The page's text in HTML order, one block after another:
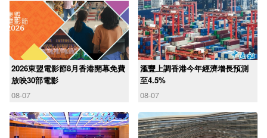
2026東盟電影節8月香港開幕免費
放映30部電影
08-07
滙豐上調香港今年經濟增長預測
至4.5%
08-07